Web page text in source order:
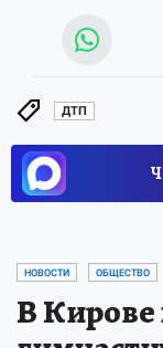
ДТП
НОВОСТИ ОБЩЕСТВО
В Кирове